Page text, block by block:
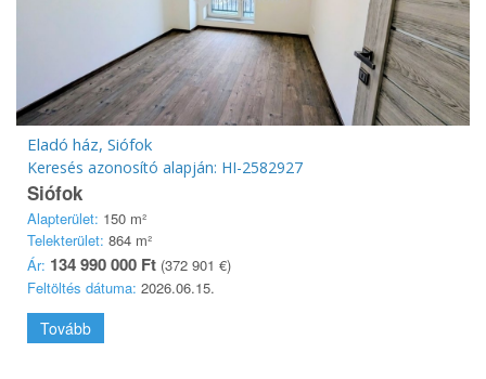
Eladó ház, Siófok
Keresés azonosító alapján: HI-2582927
Siófok
Alapterület: 150 m²
Telekterület: 864 m²
Ár: 134 990 000 Ft (372 901 €)
Feltöltés dátuma: 2026.06.15.
Tovább